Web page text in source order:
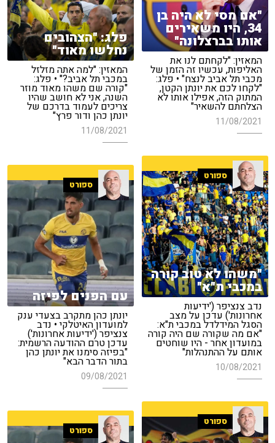
"אם מסי לא היה בן
34, היו משאירים
אותו בברצלונה"
המאזין: "לקחתם לנו את
האליפות, עכשיו זה הזמן של
מכבי תל אביב לנצח" • פלג:
"לקחו לכם את יונתן הקטן,
המתוק הזה, אפילו אותו לא
הצלחתם להשאיר"
11/08/2021
פלג: "הצהובים
נחלשו מאוד"
המאזין: "למה אתה מזלזל
במכבי תל אביב?" • פלג:
"קורה שם משהו מאוד מוזר
השנה, אני לא חושב שהיו
צריכים לעמוד בדרכם של
יונתן כהן ודור פרץ"
11/08/2021
ספורט
"משהו לא טוב קורה
במכבי ת"א"
נדב צנציפר ('ידיעות
אחרונות') עדכן על מצב
הסגל המידלדל במכבי ת"א:
"אם מה שקורה שם היה קורה
במועדון אחר - היו שוחטים
אותם על ההתנהלות"
10/08/2021
ספורט
עם הפנים לפיזה
יונתן כהן מתקרב בצעדי ענק
למועדון האיטלקי • נדב
צנציפר ('ידיעות אחרונות')
עדכן טרם ההודעה הרשמית:
"בפיזה סימנו את יונתן כהן
בתור הדבר הבא"
09/08/2021
ספורט
ספורט